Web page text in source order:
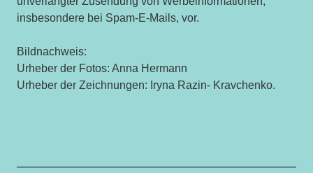
insbesondere bei Spam-E-Mails, vor.
Bildnachweis:
Urheber der Fotos: Anna Hermann
Urheber der Zeichnungen: Iryna Razin- Kravchenko.